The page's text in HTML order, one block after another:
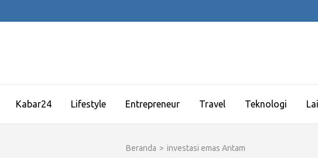
Kabar24 Lifestyle Entrepreneur Travel Teknologi
Beranda > investasi emas Antam